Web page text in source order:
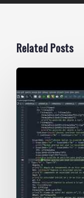
Related Posts
Calculadora
de
tiro
parabólico
Sebastián
García
Grado
10